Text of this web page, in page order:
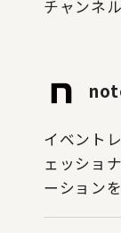
チャンネ
イベント
ェッショ
ーション